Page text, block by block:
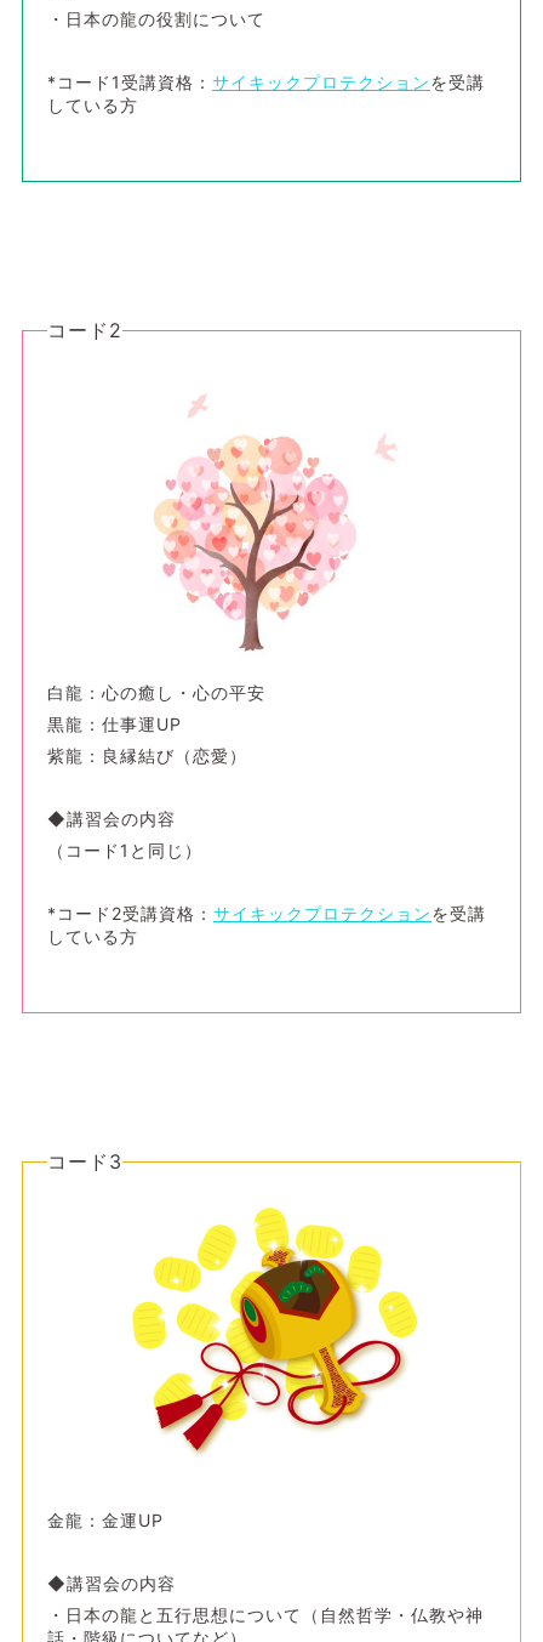
・日本の龍の役割について
*コード1受講資格： サイキックプロテクションを受講
している方
コード2
白龍：心の癒し・心の平安
黒龍：仕事運UP
紫龍：良縁結び（恋愛）
◆講習会の内容
（コード1と同じ）
*コード2受講資格： サイキックプロテクションを受講
している方
コード3
金龍：金運UP
◆講習会の内容
・日本の龍と五行思想について（自然哲学・仏教や神